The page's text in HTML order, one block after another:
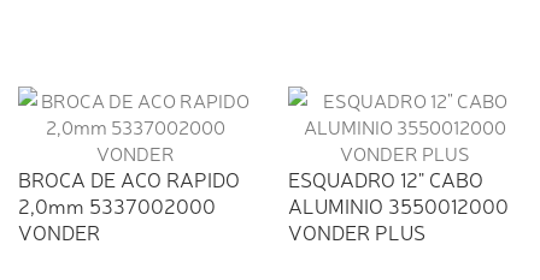
BROCA DE ACO RAPIDO
2,0mm 5337002000
VONDER
ESQUADRO 12" CABO
ALUMINIO 3550012000
VONDER PLUS